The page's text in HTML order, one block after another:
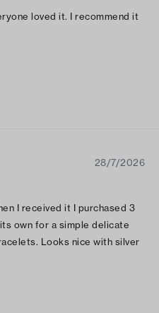
loved it. I recommend it
28/7/2026
I received it I purchased 3
own for a simple delicate
Looks nice with silver
white floral charms are so